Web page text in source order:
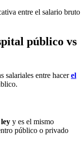
entre el salario bruto
público vs
salariales entre hacerel
y es el mismo
público o privado